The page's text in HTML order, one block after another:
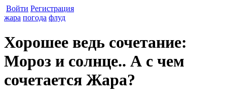
Войти Регистрация
жара погода флуд
Хорошее ведь сочетание:
Мороз и солнце.. А с чем
сочетается Жара?